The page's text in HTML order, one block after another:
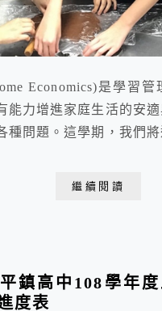
Economics)是學習
能力增進家庭生活的安
種問題。這學期，我們
繼續閱讀
鎮高中108學年
度表